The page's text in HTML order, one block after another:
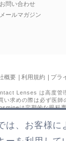
お問い合わせ
メールマガジン
概要 利用規約 プラ
Lenses は高度管
い求めの際は必ず医師
は定期的な眼科
は、お客様に